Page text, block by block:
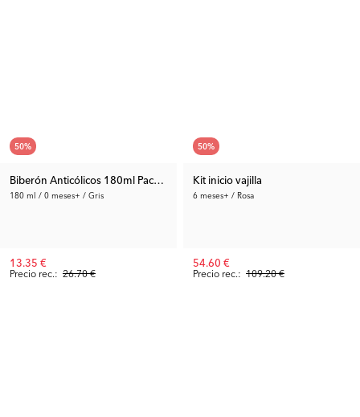
50%
Biberón Anticólicos 180ml Pack de 3
180 ml / 0 meses+ / Gris
Precio rec.: 26.70 €
13.35 €
50%
Kit inicio vajilla
6 meses+ / Rosa
Precio rec.: 109.20 €
54.60 €